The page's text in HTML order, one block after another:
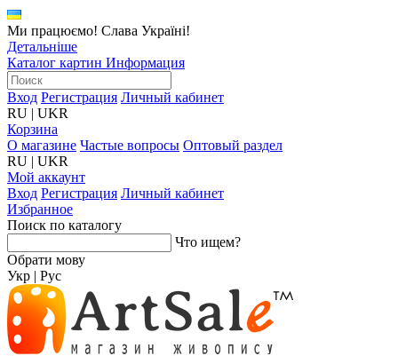
Ми працюємо! Слава Україні!
Детальніше
Каталог картин Информация
Вход Регистрация Личный кабинет
RU | UKR
Корзина
О магазине Частые вопросы Оптовый раздел
RU | UKR
Мой аккаунт
Вход Регистрация Личный кабинет
Избранное
Поиск по каталогу
Что ищем?
Обрати мову
Укр | Рус